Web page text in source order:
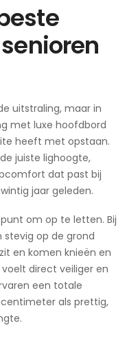
uitstraling, maar in
met luxe hoofdbord
heeft met opstaan.
juiste lighoogte,
dat past bij
jaar geleden.
om op te letten. Bij
op de grond
en komen knieën en
direct veiliger en
een totale
als prettig,